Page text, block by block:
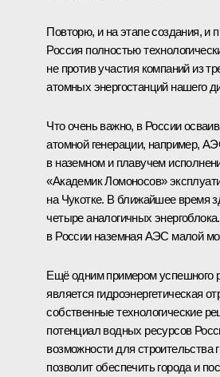
Повторю, и на этапе создания, и
Россия полностью
не против участия компаний из
атомных энергостанций нашего
Что очень важно, в России
атомной генерации, например,
в наземном и плавучем
«Академик Ломоносов»
на Чукотке. В ближайшее время
четыре аналогичных
в России наземная АЭС малой
Ещё одним примером успешного
является гидроэнергетическая
собственные технологические
потенциал водных ресурсов
возможности для строительства
позволит обеспечить города и